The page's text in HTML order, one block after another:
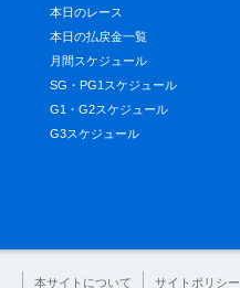
本日のレース
本日の払戻金一覧
月間スケジュール
SG・PG1スケジュール
G1・G2スケジュール
G3スケジュール
本サイトについて サイトポリシー